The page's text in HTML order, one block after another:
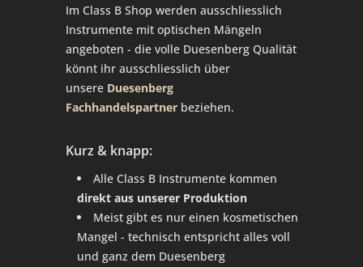
Im Class B Shop werden ausschliesslich
Instrumente mit optischen Mängeln
angeboten - die volle Duesenberg Qualität
könnt ihr ausschliesslich über
unsere Duesenberg
Fachhandelspartnerbeziehen.
Kurz & knapp:
Alle Class B Instrumente kommen
direkt aus unserer Produktion
Meist gibt es nur einen kosmetischen
Mangel - technisch entspricht alles voll
und ganz dem Duesenberg